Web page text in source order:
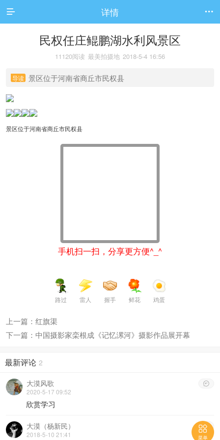
 详情 
民权任庄鲲鹏湖水利风景区
11120阅读 最美拍摄地 2018-5-4 16:56
导读 景区位于河南省商丘市民权县
景区位于河南省商丘市民权县
手机扫一扫，分享更方便^_^
路过 雷人 握手 鲜花 鸡蛋
上一篇：红旗渠
下一篇：中国摄影家栾根成《记忆漯河》摄影作品展开幕
最新评论 2

大漠风歌
2020-5-17 09:52
欣赏学习

大漠（杨新民）
2018-5-10 21:41

菜单